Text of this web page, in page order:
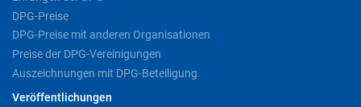
DPG-Preise
DPG-Preise mit anderen Organisationen
Preise der DPG-Vereinigungen
Auszeichnungen mit DPG-Beteiligung
Veröffentlichungen